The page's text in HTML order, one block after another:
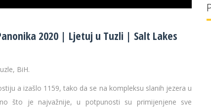
2020 | Ljetuj u Tuzli | Salt Lakes
BiH.
a izašlo 1159, tako da se na kompleksu slanih jezera u
što je najvažnije, u potpunosti su primijenjene sve